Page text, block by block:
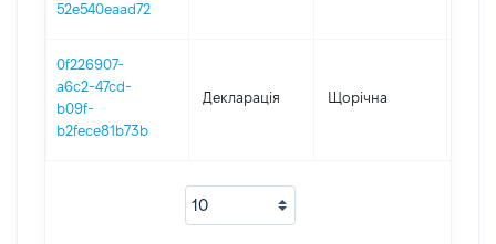
52e540eaad72
0f226907-
a6c2-47cd-
b09f-
b2fece81b73b
Декларація Щорічна